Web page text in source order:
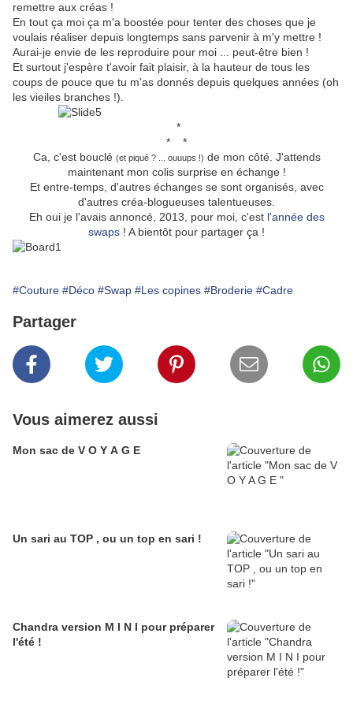
remettre aux créas !
En tout ça moi ça m'a boostée pour tenter des choses que je
voulais réaliser depuis longtemps sans parvenir à m'y mettre !
Aurai-je envie de les reproduire pour moi ... peut-être bien !
Et surtout j'espère t'avoir fait plaisir, à la hauteur de tous les
coups de pouce que tu m'as donnés depuis quelques années (oh
les vieiles branches !).
*
* *
Ca, c'est bouclé (et piqué ? ... ouuups !) de mon côté. J'attends
maintenant mon colis surprise en échange !
Et entre-temps, d'autres échanges se sont organisés, avec
d'autres créa-blogueuses talentueuses.
Eh oui je l'avais annoncé, 2013, pour moi, c'est l'année des
swaps ! A bientôt pour partager ça !
#Couture #Déco #Swap #Les copines #Broderie #Cadre
Partager
Vous aimerez aussi
Mon sac de V O Y A G E
Un sari au TOP , ou un top en sari !
Chandra version M I N I pour préparer
l'été !